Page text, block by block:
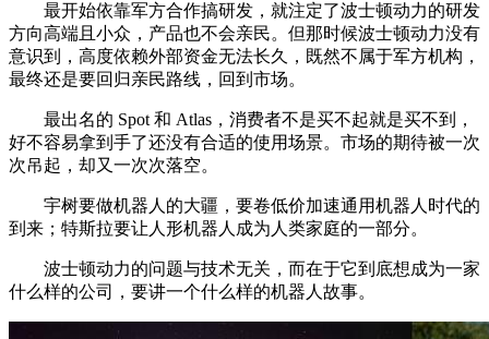
最开始依靠军方合作搞研发，就注定了波士顿动力的研发
方向高端且小众，产品也不会亲民。但那时候波士顿动力没有
意识到，高度依赖外部资金无法长久，既然不属于军方机构，
最终还是要回归亲民路线，回到市场。
最出名的 Spot 和 Atlas，消费者不是买不起就是买不到，
好不容易拿到手了还没有合适的使用场景。市场的期待被一次
次吊起，却又一次次落空。
宇树要做机器人的大疆，要卷低价加速通用机器人时代的
到来；特斯拉要让人形机器人成为人类家庭的一部分。
波士顿动力的问题与技术无关，而在于它到底想成为一家
什么样的公司，要讲一个什么样的机器人故事。